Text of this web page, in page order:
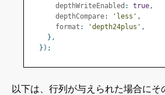
      depthWriteEnabled
: true,
      depthCompare
: 'less' ,
      format
: 'depth24plus' ,
},
});
以下は、行列が与えられた場合にそ